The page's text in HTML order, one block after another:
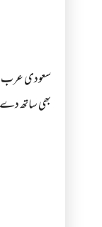
سعودی عرب
بھی ساتھ